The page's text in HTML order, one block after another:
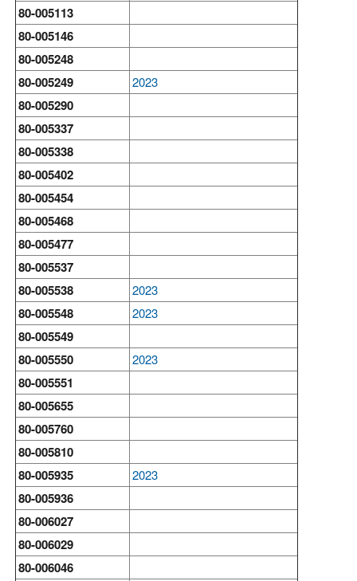
80-005113
80-005146
80-005248
80-005249
2023
80-005290
80-005337
80-005338
80-005402
80-005454
80-005468
80-005477
80-005537
80-005538
2023
80-005548 2023
80-005549
80-005550
2023
80-005551
80-005655
80-005760
80-005810
80-005935
2023
80-005936
80-006027
80-006029
80-006046